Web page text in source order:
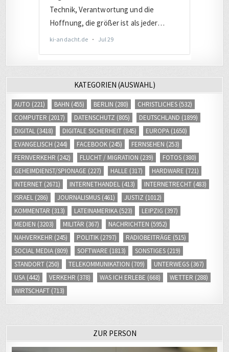
KATEGORIEN (AUSWAHL)
AUTO (221) BAHN (455) BERLIN (280) CHRISTLICHES (532)
COMPUTER (2017) DATENSCHUTZ (805) DEUTSCHLAND (1899)
DIGITAL (3418) DIGITALE SICHERHEIT (845) EUROPA (1650)
EVANGELISCH (244) FACEBOOK (245) FERNSEHEN (253)
FERNVERKEHR (242) FLUCHT / MIGRATION (239) FOTOS (380)
GEHEIMDIENST/SPIONAGE (227) HALLE (317) HARDWARE (721)
INTERNET (2671) INTERNETHANDEL (413) INTERNETRECHT (483)
ISRAEL (286) JOURNALISMUS (461) JUSTIZ (1012)
KOMMENTAR (313) LATEINAMERIKA (523) LEIPZIG (397)
MEDIEN (3203) MILITÄR (367) NACHRICHTEN (5952)
NAHVERKEHR (245) POLITIK (2797) RADIOBEITRÄGE (515)
SOCIAL MEDIA (809) SOFTWARE (1813) SONSTIGES (219)
STANDORT (250) TELEKOMMUNIKATION (709) UNTERWEGS (367)
USA (442) VERKEHR (378) WAS ICH ERLEBE (668) WETTER (288)
WIRTSCHAFT (713)
ZUR PERSON